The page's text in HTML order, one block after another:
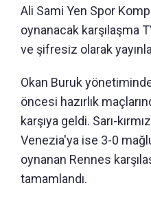
Ali Sami Yen Spor
oynanacak karşılaşma
ve şifresiz olarak
Okan Buruk
öncesi hazırlık
karşıya geldi. Sarı-
Venezia'ya ise 3-0
oynanan Rennes
tamamlandı.